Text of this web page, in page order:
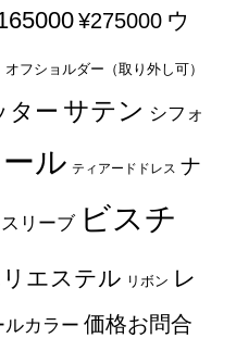
¥275000 ウ
オフショルダー（取り外し可）
ター サテン シフォ
ル ティアードドレス ナ
リーブ ビスチ
エステル リボン レ
ルカラー 価格お問合